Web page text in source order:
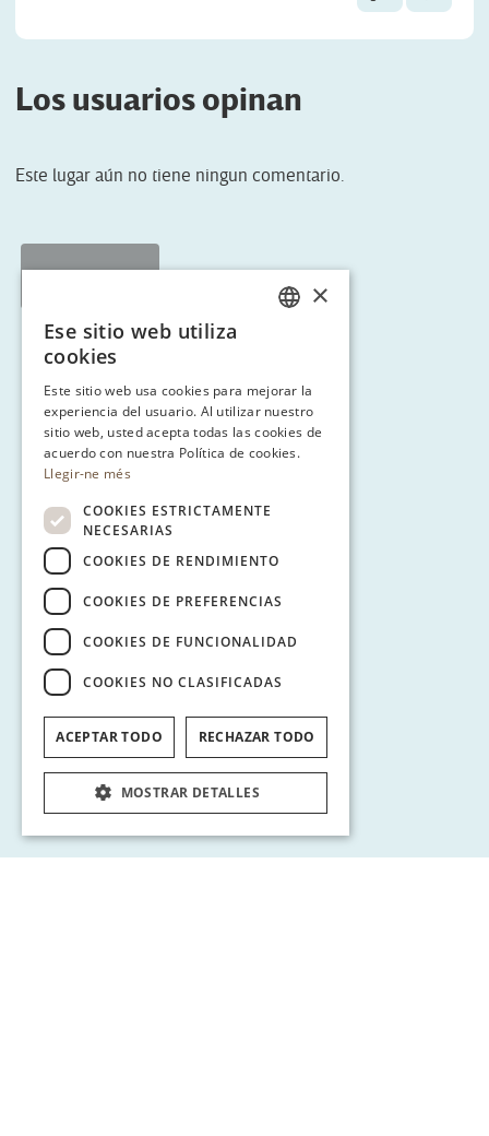
Los usuarios opinan
Este lugar aún no tiene ningun comentario.
< Tornar a Ruta 3
SPANISH
GERMAN
×
Ese sitio web utiliza
cookies
Este sitio web usa cookies para mejorar la
experiencia del usuario. Al utilizar nuestro
sitio web, usted acepta todas las cookies de
acuerdo con nuestra Política de cookies.
Llegir-ne més
COOKIES ESTRICTAMENTE
NECESARIAS
COOKIES DE RENDIMIENTO
COOKIES DE PREFERENCIAS
COOKIES DE FUNCIONALIDAD
COOKIES NO CLASIFICADAS
ACEPTAR TODO RECHAZAR TODO
MOSTRAR DETALLES